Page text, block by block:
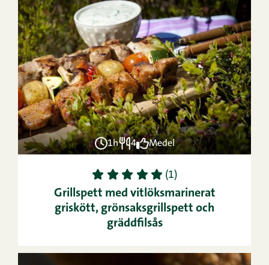
1h 4 Medel
1 2 3 4 5 (1)
Grillspett med vitlöksmarinerat
griskött, grönsaksgrillspett och
gräddfilsås